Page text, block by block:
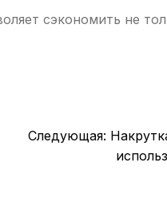
сэкономить не
Следующая: